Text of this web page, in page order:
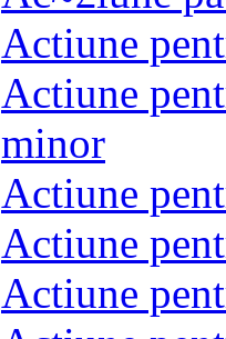
Actiune
Actiune
minor
Actiune
Actiune
Actiune